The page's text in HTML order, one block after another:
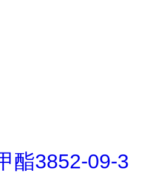
酯3852-09-3